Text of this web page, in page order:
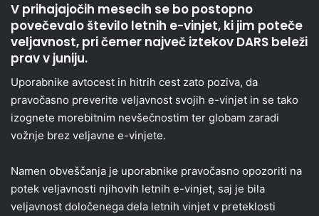
V prihajajočih mesecih se bo postopno
povečevalo število letnih e-vinjet, ki jim poteče
veljavnost, pri čemer največ iztekov DARS beleži
prav v juniju.
Uporabnike avtocest in hitrih cest zato poziva, da
pravočasno preverite veljavnost svojih e-vinjet in se tako
izognete morebitnim nevšečnostim ter globam zaradi
vožnje brez veljavne e-vinjete.
Namen obveščanja je uporabnike pravočasno opozoriti na
potek veljavnosti njihovih letnih e-vinjet, saj je bila
veljavnost določenega dela letnih vinjet v preteklosti